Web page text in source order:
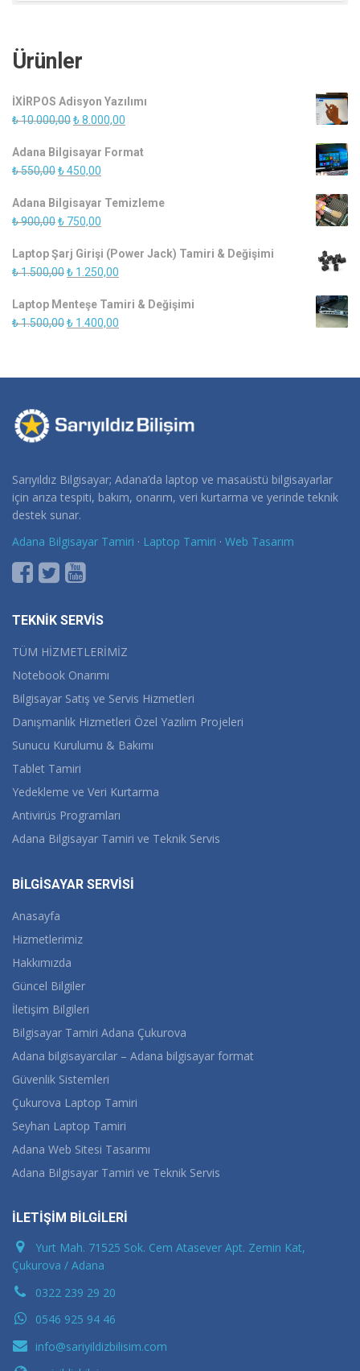
Ürünler
İXİRPOS Adisyon Yazılımı
₺10.000,00Orijinal
₺ 10.000,00.
₺8.000,00
fiyat:
Adana Bilgisayar Format
₺550,00Orijinal
₺ 550,00.
₺450,00
fiyat:
₺ 450,00.
Adana Bilgisayar Temizleme
₺900,00Orijinal
₺ 900,00.
₺ 750,00
fiyat:
₺ 750,00.
Laptop Şarj Girişi (Power Jack) Tamiri & Değişimi
₺1.500,00Orijinal
₺ 1.500,00.
₺ 1.250,00
fiyat:
₺ 1.250,00.
Laptop Menteşe Tamiri & Değişimi
₺1.500,00Orijinal
₺ 1.400,00
₺ 1.400,00.
Sarıyıldız Bilgisayar; Adana’da laptop ve masaüstü bilgisayarlar
için arıza tespiti, bakım, onarım, veri kurtarma ve yerinde teknik
destek sunar.
Adana Bilgisayar Tamiri · Laptop Tamiri · Web Tasarım
TEKNİK SERVİS
TÜM HİZMETLERİMİZ
Notebook Onarımı
Bilgisayar Satış ve Servis Hizmetleri
Danışmanlık Hizmetleri Özel Yazılım Projeleri
Sunucu Kurulumu & Bakımı
Tablet Tamiri
Yedekleme ve Veri Kurtarma
Antivirüs Programları
Adana Bilgisayar Tamiri ve Teknik Servis
BİLGİSAYAR SERVİSİ
Anasayfa
Hizmetlerimiz
Hakkımızda
Güncel Bilgiler
İletişim Bilgileri
Bilgisayar Tamiri Adana Çukurova
Adana bilgisayarcılar – Adana bilgisayar format
Güvenlik Sistemleri
Çukurova Laptop Tamiri
Seyhan Laptop Tamiri
Adana Web Sitesi Tasarımı
Adana Bilgisayar Tamiri ve Teknik Servis
İLETİŞİM BİLGİLERİ
Yurt Mah. 71525 Sok. Cem Atasever Apt. Zemin Kat,
Çukurova / Adana
0322 239 29 20
0546 925 94 46
info@sariyildizbilisim.com